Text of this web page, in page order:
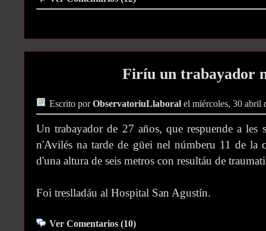
Firíu un trabayador
Escrito porObservatoriuLlaboral el miércoles, 30 abril
Un trabayador de 27 años, que respuende a les
n'Avilés na tarde de güei nel númberu 11 de la
d'una altura de seis metros con resultáu de
Foi treslladáu al Hospital San Agustín.
Ver Comentarios (10)